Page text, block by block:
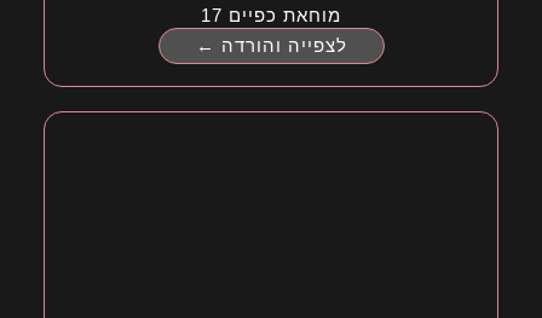
מוחאת כפיים 17
לצפייה והורדה ←